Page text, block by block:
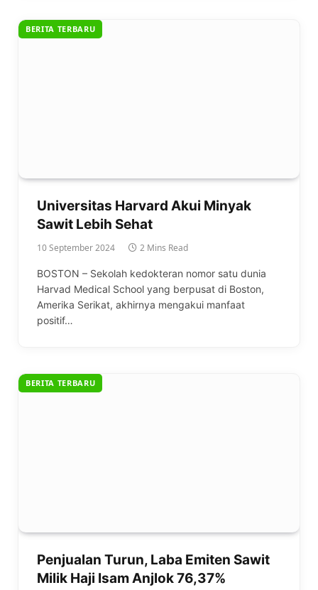
BERITA TERBARU
Universitas Harvard Akui Minyak
Sawit Lebih Sehat
10 September 2024 2 Mins Read
BOSTON – Sekolah kedokteran nomor satu dunia
Harvad Medical School yang berpusat di Boston,
Amerika Serikat, akhirnya mengakui manfaat
positif…
BERITA TERBARU
Penjualan Turun, Laba Emiten Sawit
Milik Haji Isam Anjlok 76,37%